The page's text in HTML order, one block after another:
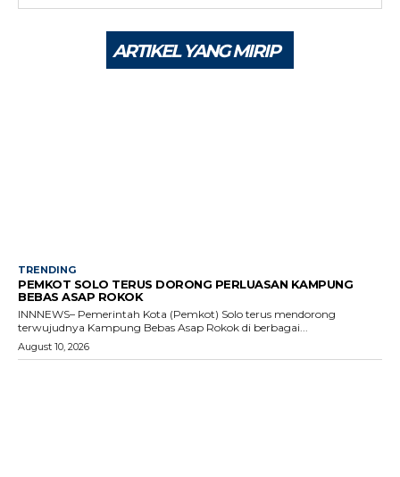
ARTIKEL YANG MIRIP
TRENDING
PEMKOT SOLO TERUS DORONG PERLUASAN KAMPUNG
BEBAS ASAP ROKOK
INNNEWS– Pemerintah Kota (Pemkot) Solo terus mendorong
terwujudnya Kampung Bebas Asap Rokok di berbagai...
August 10, 2026